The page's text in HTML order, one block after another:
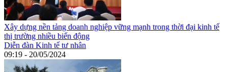
Xây dựng nền tảng doanh nghiệp vững mạnh trong thời đại kinh tế
thị trường nhiều biến động
Diễn đàn Kinh tế tư nhân
09:19 - 20/05/2024